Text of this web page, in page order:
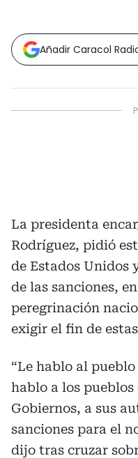
Añadir Caracol
La presidenta
Rodríguez, pidió
de Estados Unidos
de las sanciones,
peregrinación
exigir el fin de
“Le hablo al
hablo a los pueblos
Gobiernos, a sus
sanciones para el
dijo tras cruzar